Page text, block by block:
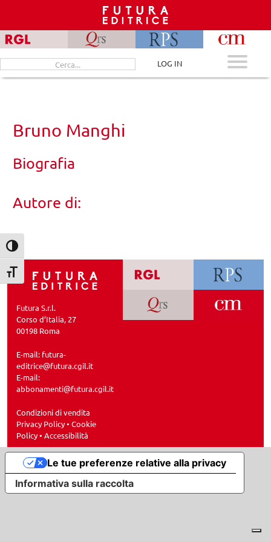
Attiva/disattiva alto contrasto
Attiva/disattiva dimensione testo
content
Cerca
per:
LOG IN
Bruno Manghi
Biografia
Autore di:
Futura S.r.l.
Corso d’Italia, 27
00198 Roma
E-mail: futura-
editrice@futura.cgil.it
E-mail:
abbonamenti@futura.cgil.it
Condizioni di vendita
Privacy Policy• Cookie
Policy• Accessibilità
Informativa sulla raccolta
Le tue preferenze relative alla privacy